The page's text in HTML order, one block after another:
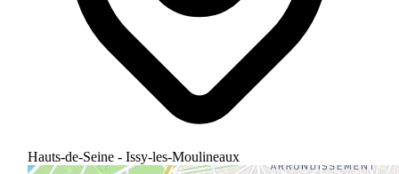
Hauts-de-Seine - Issy-les-Moulineaux